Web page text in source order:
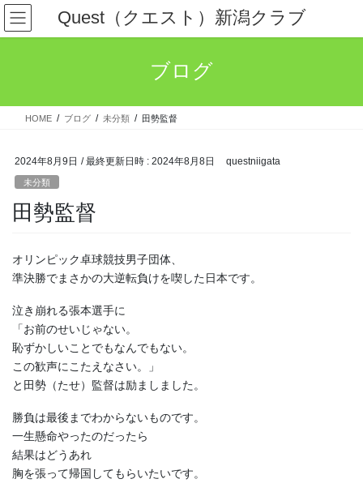
コ
ン
テ
ス
ナ
ビ
ゲ
ン
Quest（クエスト）新潟クラブ
ブログ
HOME ブログ 未分類 田勢監督
2024年8月9日 / 最終更新日時 : 2024年8月8日 questniigata
未分類
田勢監督
オリンピック卓球競技男子団体、
準決勝でまさかの大逆転負けを喫した日本です。
泣き崩れる張本選手に
「お前のせいじゃない。
恥ずかしいことでもなんでもない。
この歓声にこたえなさい。」
と田勢（たせ）監督は励ましました。
勝負は最後までわからないものです。
一生懸命やったのだったら
結果はどうあれ
胸を張って帰国してもらいたいです。